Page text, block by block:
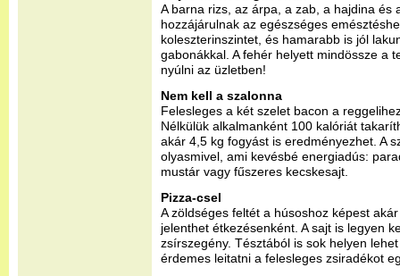
A barna rizs, az árpa, a zab, a hajdina és
hozzájárulnak az egészséges
koleszterinszintet, és hamarabb is jól
gabonákkal. A fehér helyett mindössze a
nyúlni az üzletben!
Nem kell a szalonna
Felesleges a két szelet bacon a
Nélkülük alkalmanként 100 kalóriát
akár 4,5 kg fogyást is eredményezhet. A
olyasmivel, ami kevésbé energiadús:
mustár vagy fűszeres kecskesajt.
Pizza-csel
A zöldséges feltét a húsoshoz képest
jelenthet étkezésenként. A sajt is legyen
zsírszegény. Tésztából is sok helyen
érdemes leitatni a felesleges zsiradékot